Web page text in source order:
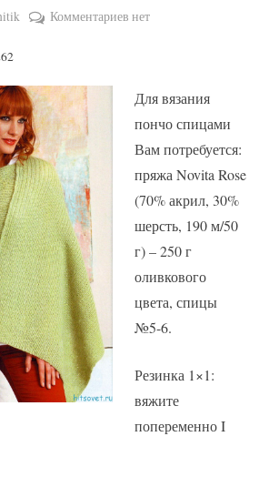
в
с
схемами.
Комментариевк
оливкового
цвета
нет
Для вязания
пончо спицами
Вам потребуется:
пряжа Novita Rose
(70% акрил, 30%
шерсть, 190 м/50
г) – 250 г
оливкового
цвета, спицы
№5-6.
Резинка 1×1:
вяжите
попеременно I